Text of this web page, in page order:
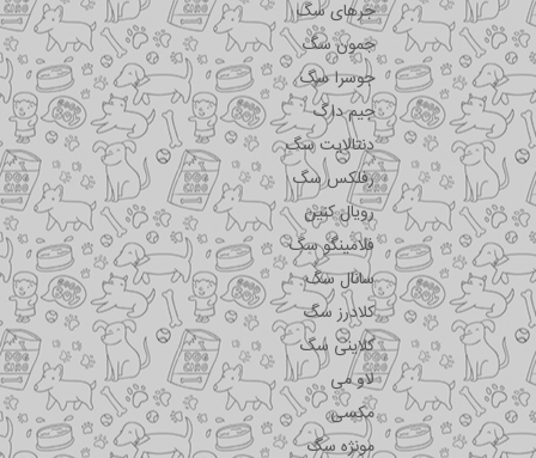
جرهای سگ
جمون سگ
جوسرا سگ
جیم داگ
دنتالایت سگ
رفلکس سگ
رویال کنین
فلامینگو سگ
سانال سگ
کلادرز سگ
کلاینی سگ
لاو می
مکسی
مونژه سگ